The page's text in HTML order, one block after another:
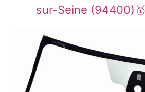
sur-Seine (94400)🥇